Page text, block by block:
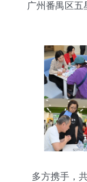
广州番禺区五
多方携手，